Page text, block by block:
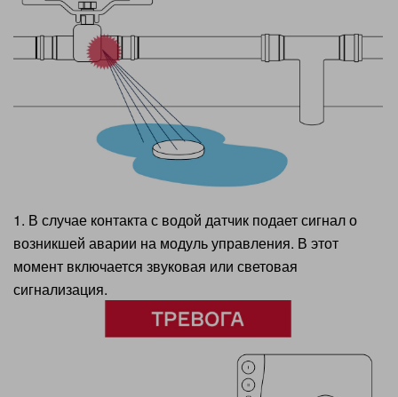
1. В случае контакта с водой датчик подает сигнал о
возникшей аварии на модуль управления. В этот
момент включается звуковая или световая
сигнализация.